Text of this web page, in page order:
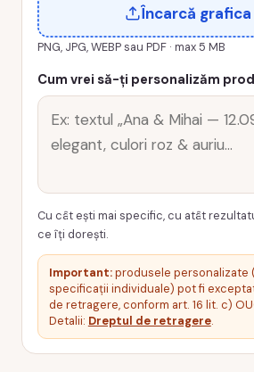
TM25
Încarcă
PNG, JPG, WEBP sau PDF · max 5 MB
Cum vrei să-ți personalizăm
Cu cât ești mai specific, cu atât
ce îți dorești.
Important:produsele personalizate
specificații individuale) pot fi
de retragere, conform art. 16 lit. c)
Detalii: Dreptul de retragere.